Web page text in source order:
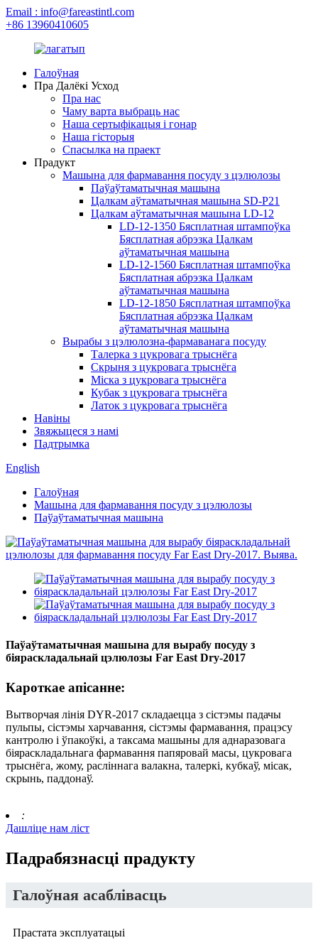
Email : info@fareastintl.com
+86 13960410605
Галоўная
Пра Далёкі Усход
Пра нас
Чаму варта выбраць нас
Наша сертыфікацыя і гонар
Наша гісторыя
Спасылка на праект
Прадукт
Машына для фармавання посуду з цэлюлозы
Паўаўтаматычная машына
Цалкам аўтаматычная машына SD-P21
Цалкам аўтаматычная машына LD-12
LD-12-1350 Бясплатная штампоўка
Бясплатная абрэзка Цалкам
аўтаматычная машына
LD-12-1560 Бясплатная штампоўка
Бясплатная абрэзка Цалкам
аўтаматычная машына
LD-12-1850 Бясплатная штампоўка
Бясплатная абрэзка Цалкам
аўтаматычная машына
Вырабы з цэлюлозна-фармаванага посуду
Талерка з цукровага трыснёга
Скрыня з цукровага трыснёга
Міска з цукровага трыснёга
Кубак з цукровага трыснёга
Латок з цукровага трыснёга
Навіны
Звяжыцеся з намі
Падтрымка
English
Галоўная
Машына для фармавання посуду з цэлюлозы
Паўаўтаматычная машына
Паўаўтаматычная машына для вырабу посуду з
біяраскладальнай цэлюлозы Far East Dry-2017
Кароткае апісанне:
Вытворчая лінія DYR-2017 складаецца з сістэмы падачы
пульпы, сістэмы харчавання, сістэмы фармавання, працэсу
кантролю і ўпакоўкі, а таксама машыны для аднаразовага
біяраскладальнага фармавання папяровай масы, цукровага
трыснёга, жому, расліннага валакна, талеркі, кубкаў, місак,
скрынь, паддонаў.
:
Дашліце нам ліст
Падрабязнасці прадукту
Галоўная асаблівасць
Прастата эксплуатацыі